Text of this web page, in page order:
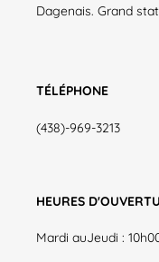
Dagenais. Grand
TÉLÉPHONE
(438)-969-3213
HEURES
Mardi auJeudi :